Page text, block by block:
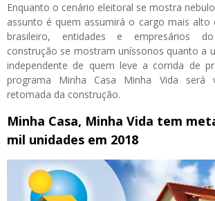
Enquanto o cenário eleitoral se mostra
assunto é quem assumirá o cargo mais alto
brasileiro, entidades e empresários
construção se mostram uníssonos quanto a
independente de quem leve a corrida de
programa Minha Casa Minha Vida será
retomada da construção.
Minha Casa, Minha Vida tem
mil unidades em 2018